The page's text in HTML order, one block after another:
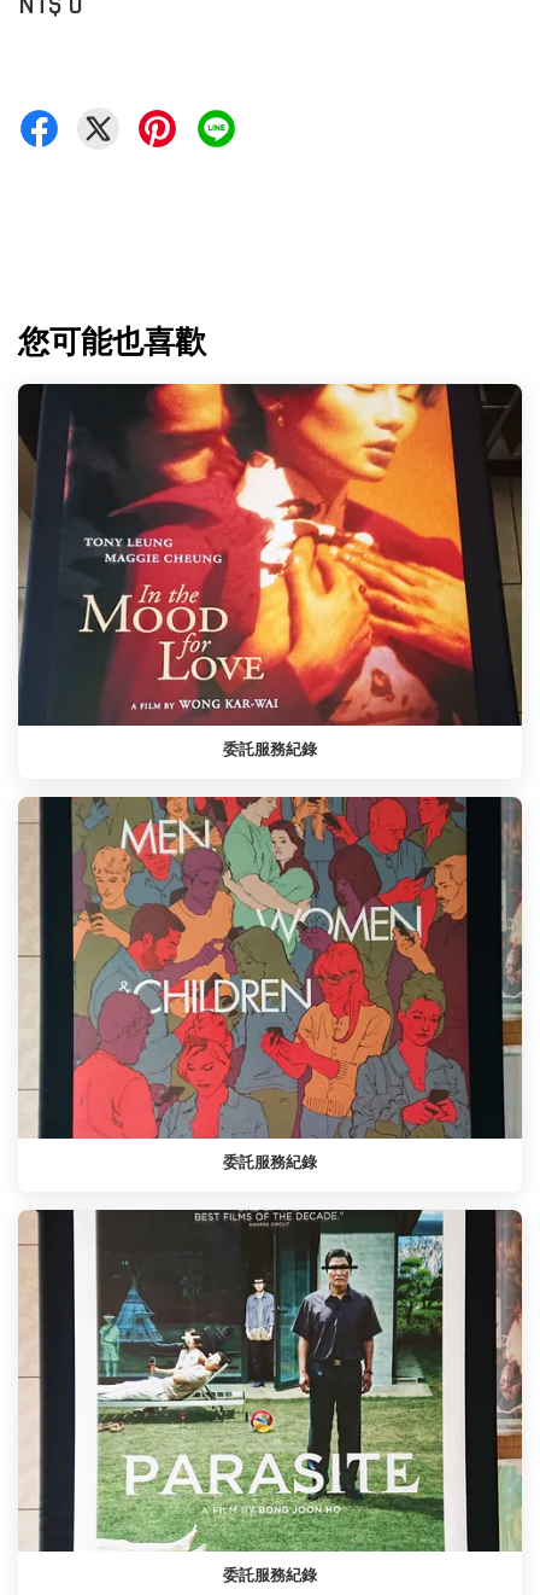
您可能也喜歡
委託服務紀錄
委託服務紀錄
委託服務紀錄